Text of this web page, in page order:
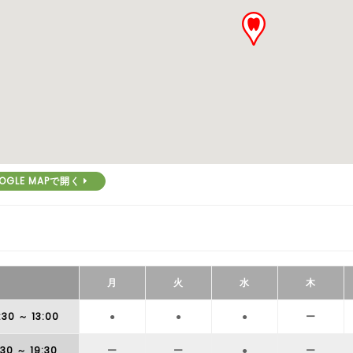
MAPで開く
月 火 水 木
～ 13:00 ● ● ● ー
～ 19:30 ー ー ● ー